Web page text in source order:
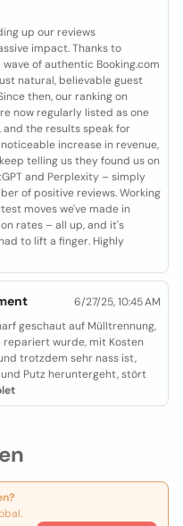
up our reviews
impact. Thanks to
of authentic Booking.com
natural, believable guest
then, our ranking on
now regularly listed as one
the results speak for
increase in revenue,
telling us they found us on
and Perplexity – simply
of positive reviews. Working
moves we've made in
rates – all up, and it's
to lift a finger. Highly
6/27/25, 10:45 AM
geschaut auf Mülltrennung,
repariert wurde, mit Kosten
trotzdem sehr nass ist,
Putz heruntergeht, stört